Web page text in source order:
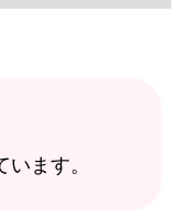
ます。